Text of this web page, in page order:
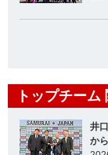
トップチーム
井
か